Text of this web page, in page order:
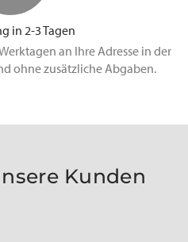
in 2-3 Tagen
an Ihre Adresse in der
ohne zusätzliche Abgaben.
Kunden